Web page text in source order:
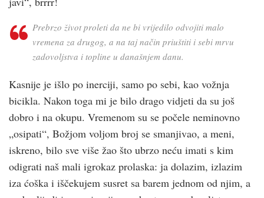
Prebrzo život proleti da ne bi vrijedilo odvojiti malo
vremena za drugog, a na taj način priuštiti i sebi mrvu
zadovoljstva i topline u današnjem danu.
Kasnije je išlo po inerciji, samo po sebi, kao vožnja
bicikla. Nakon toga mi je bilo drago vidjeti da su još
dobro i na okupu. Vremenom su se počele neminovno
„osipati“, Božjom voljom broj se smanjivao, a meni,
iskreno, bilo sve više žao što ubrzo neću imati s kim
odigrati naš mali igrokaz prolaska: ja dolazim, izlazim
iza ćoška i iščekujem susret sa barem jednom od njim, a